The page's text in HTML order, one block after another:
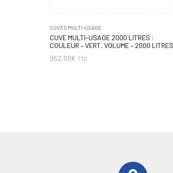
CUVES MULTI-USAGE
CUVE MULTI-USAGE 2000 LITRES :
COULEUR – VERT, VOLUME – 2000 LITRES
952,00€ TTC